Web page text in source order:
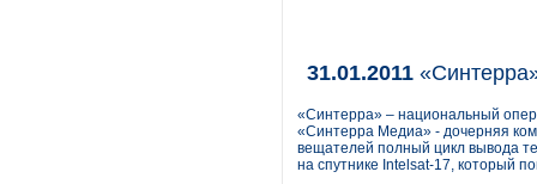
31.01.2011
«Синтерра» – национальный
«Синтерра Медиа» - дочерняя
вещателей полный цикл вывода
на спутнике Intelsat-17, который